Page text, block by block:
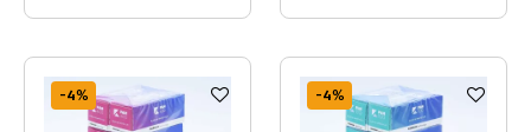
-4% -4%